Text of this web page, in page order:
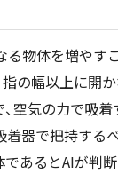
物体を増やす
の幅以上に開
空気の力で吸
着器で把持す
あるとAIが判